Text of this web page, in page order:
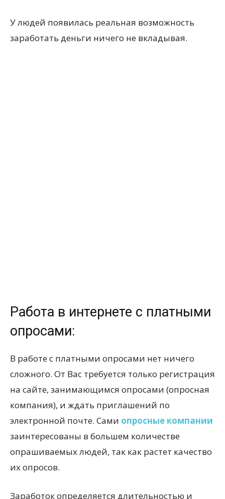
У людей появилась реальная возможность
заработать деньги ничего не вкладывая.
Работа в интернете с платными
опросами:
В работе с платными опросами нет ничего
сложного. От Вас требуется только регистрация
на сайте, занимающимся опросами (опросная
компания), и ждать приглашений по
электронной почте. Сами опросные компании
заинтересованы в большем количестве
опрашиваемых людей, так как растет качество
их опросов.
Заработок определяется длительностью и